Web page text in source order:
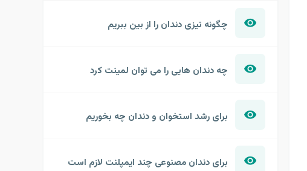
چگونه تیزی دندان را از بین ببریم
چه دندان هایی را می توان لمینت کرد
برای رشد استخوان و دندان چه بخوریم
برای دندان مصنوعی چند ایمپلنت لازم است